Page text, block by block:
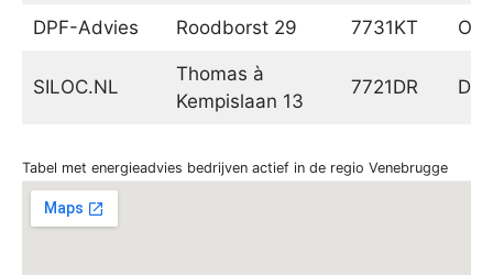
DPF-Advies Roodborst 29 7731KT
SILOC.NL
Thomas à
Kempislaan 13
7721DR
Tabel met energieadvies bedrijven actief in de regio Venebrugge